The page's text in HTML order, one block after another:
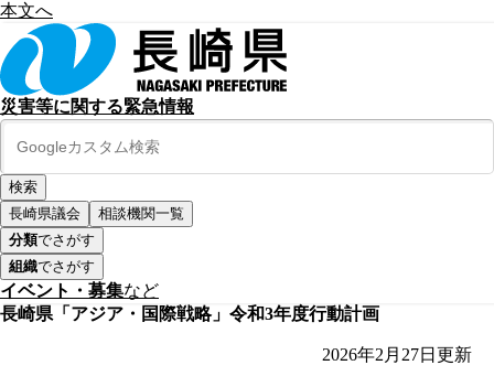
本文へ
災害等に関する緊急情報
長崎県議会
相談機関一覧
分類でさがす
組織でさがす
イベント・募集など
長崎県「アジア・国際戦略」令和3年度行動計画
2026年2月27日 更新